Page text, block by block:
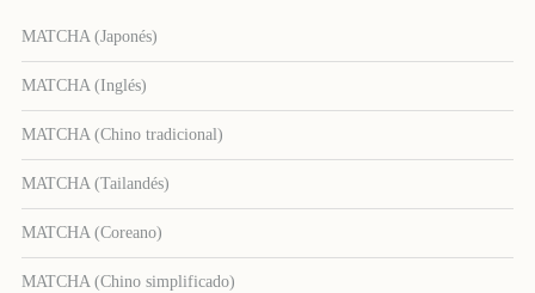
MATCHA (Japonés)
MATCHA (Inglés)
MATCHA (Chino tradicional)
MATCHA (Tailandés)
MATCHA (Coreano)
MATCHA (Chino simplificado)